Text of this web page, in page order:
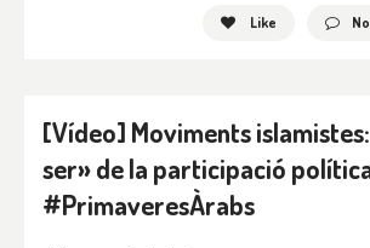
Like
[Vídeo] Moviments
ser» de la participació
#PrimaveresÀrabs